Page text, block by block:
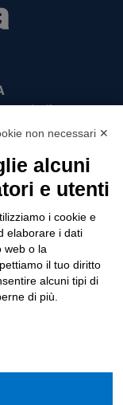
Italia
877679
non necessari ✕
alcuni
e utenti
i cookie e
elaborare i dati
web o la
il tuo diritto
alcuni tipi di
di più.